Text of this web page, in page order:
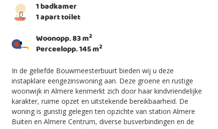
1 badkamer
1 apart toilet
Woonopp. 83 m2
Perceelopp. 145 m2
In de geliefde Bouwmeesterbuurt bieden wij u deze
instapklare eengezinswoning aan. Deze groene en rustige
woonwijk in Almere kenmerkt zich door haar kindvriendelijke
karakter, ruime opzet en uitstekende bereikbaarheid. De
woning is gunstig gelegen ten opzichte van station Almere
Buiten en Almere Centrum, diverse busverbindingen en de